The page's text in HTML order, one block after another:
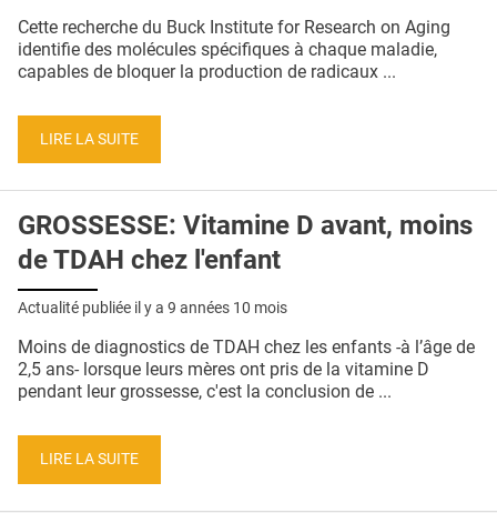
PUBLICITÉ
CONTACT
Cette recherche du Buck Institute for Research on Aging
identifie des molécules spécifiques à chaque maladie,
capables de bloquer la production de radicaux ...
LIRE LA SUITE
GROSSESSE: Vitamine D avant, moins
de TDAH chez l'enfant
Actualité publiée il y a 9 années 10 mois
Moins de diagnostics de TDAH chez les enfants -à l’âge de
2,5 ans- lorsque leurs mères ont pris de la vitamine D
pendant leur grossesse, c'est la conclusion de ...
LIRE LA SUITE